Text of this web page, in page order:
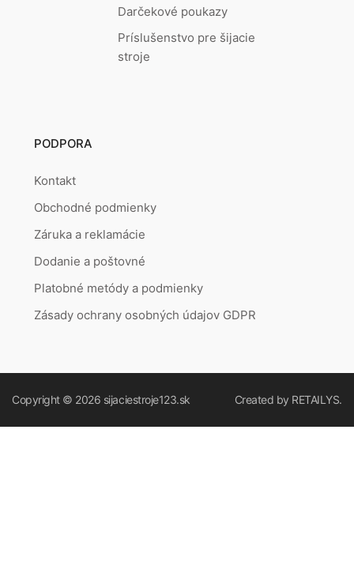
Darčekové poukazy
Príslušenstvo pre šijacie
stroje
PODPORA
Kontakt
Obchodné podmienky
Záruka a reklamácie
Dodanie a poštovné
Platobné metódy a podmienky
Zásady ochrany osobných údajov GDPR
Copyright © 2026 sijaciestroje123.sk Created by RETAILYS.